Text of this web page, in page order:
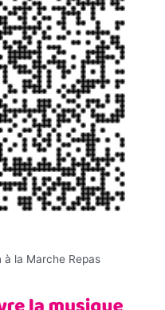
à la Marche Repas